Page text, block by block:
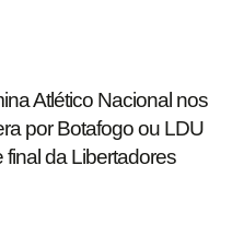
Atlético Nacional nos
por Botafogo ou LDU
final da Libertadores